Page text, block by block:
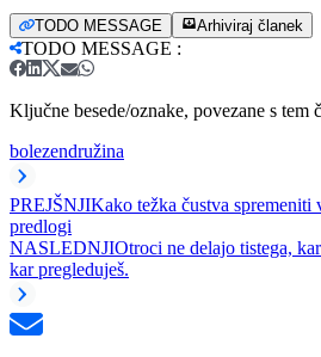
TODO MESSAGE Arhiviraj članek
TODO MESSAGE :
Ključne besede/oznake, povezane s tem
bolezendružina
PREJŠNJIKako težka čustva
predlogi
NASLEDNJIOtroci ne delajo tistega,
kar pregleduješ.